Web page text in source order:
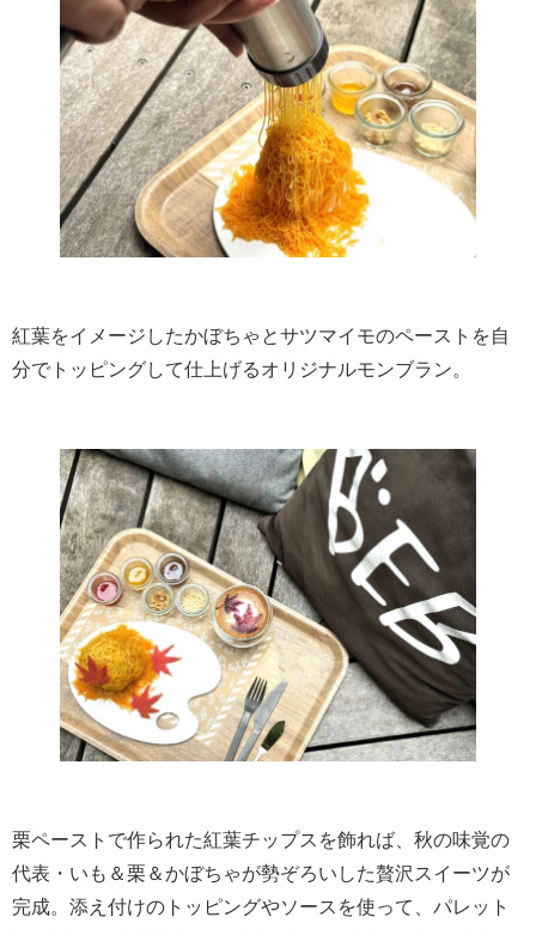
紅葉をイメージしたかぼちゃとサツマイモのペーストを自
分でトッピングして仕上げるオリジナルモンブラン。
栗ペーストで作られた紅葉チップスを飾れば、秋の味覚の
代表・いも＆栗＆かぼちゃが勢ぞろいした贅沢スイーツが
完成。添え付けのトッピングやソースを使って、パレット